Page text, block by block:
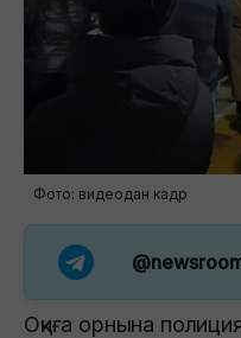
Фото: видеодан кадр
Оқиға орнына